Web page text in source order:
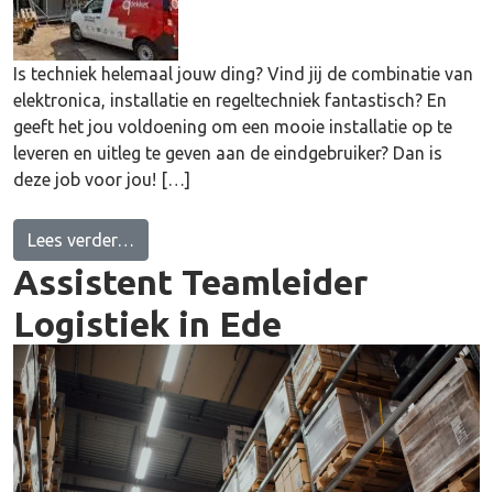
Is techniek helemaal jouw ding? Vind jij de combinatie van
elektronica, installatie en regeltechniek fantastisch? En
geeft het jou voldoening om een mooie installatie op te
leveren en uitleg te geven aan de eindgebruiker? Dan is
deze job voor jou! […]
Lees verder…
Assistent Teamleider
Logistiek in Ede